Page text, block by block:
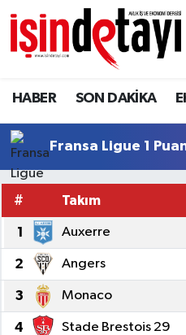
HABER SON DAKİKA
Fransa Ligue 1
# Takım
1 Auxerre
2 Angers
3 Monaco
4 Stade Brestois 29
DÜNYA
Eğitim
EKONOMİ
ENERJİ HABERİ
GAYRİMENKUL
HABER
LOJİSTİK
Nöbetçi Eczaneler
Hava Durumu
İstanbul Namaz
Trafik Durumu
Süper Lig Puan
Tüm Manşetler
Son Dakika Haberleri